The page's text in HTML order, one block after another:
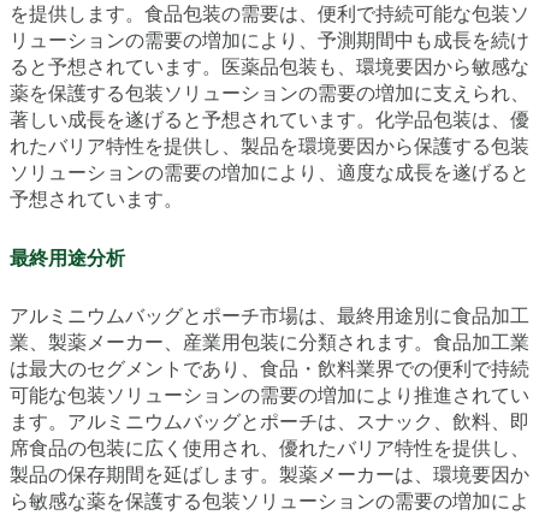
を提供します。食品包装の需要は、便利で持続可能な包装ソ
リューションの需要の増加により、予測期間中も成長を続け
ると予想されています。医薬品包装も、環境要因から敏感な
薬を保護する包装ソリューションの需要の増加に支えられ、
著しい成長を遂げると予想されています。化学品包装は、優
れたバリア特性を提供し、製品を環境要因から保護する包装
ソリューションの需要の増加により、適度な成長を遂げると
予想されています。
最終用途分析
アルミニウムバッグとポーチ市場は、最終用途別に食品加工
業、製薬メーカー、産業用包装に分類されます。食品加工業
は最大のセグメントであり、食品・飲料業界での便利で持続
可能な包装ソリューションの需要の増加により推進されてい
ます。アルミニウムバッグとポーチは、スナック、飲料、即
席食品の包装に広く使用され、優れたバリア特性を提供し、
製品の保存期間を延ばします。製薬メーカーは、環境要因か
ら敏感な薬を保護する包装ソリューションの需要の増加によ